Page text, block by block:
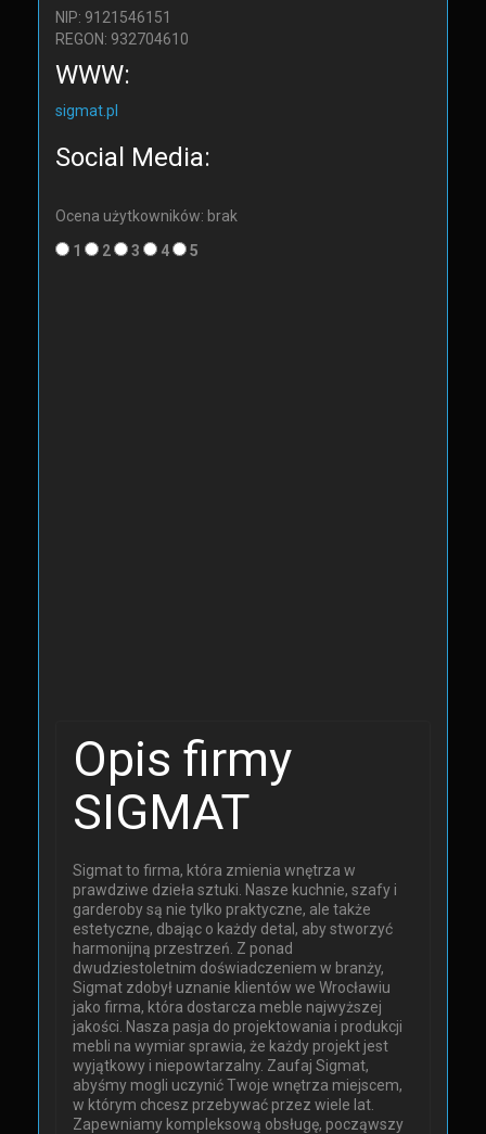
NIP: 9121546151
REGON: 932704610
WWW:
sigmat.pl
Social Media:
Ocena użytkowników: brak
1
2 3 4 5
Opis firmy
SIGMAT
Sigmat to firma, która zmienia wnętrza w
prawdziwe dzieła sztuki. Nasze kuchnie, szafy i
garderoby są nie tylko praktyczne, ale także
estetyczne, dbając o każdy detal, aby stworzyć
harmonijną przestrzeń. Z ponad
dwudziestoletnim doświadczeniem w branży,
Sigmat zdobył uznanie klientów we Wrocławiu
jako firma, która dostarcza meble najwyższej
jakości. Nasza pasja do projektowania i produkcji
mebli na wymiar sprawia, że każdy projekt jest
wyjątkowy i niepowtarzalny. Zaufaj Sigmat,
abyśmy mogli uczynić Twoje wnętrza miejscem,
w którym chcesz przebywać przez wiele lat.
Zapewniamy kompleksową obsługę, począwszy